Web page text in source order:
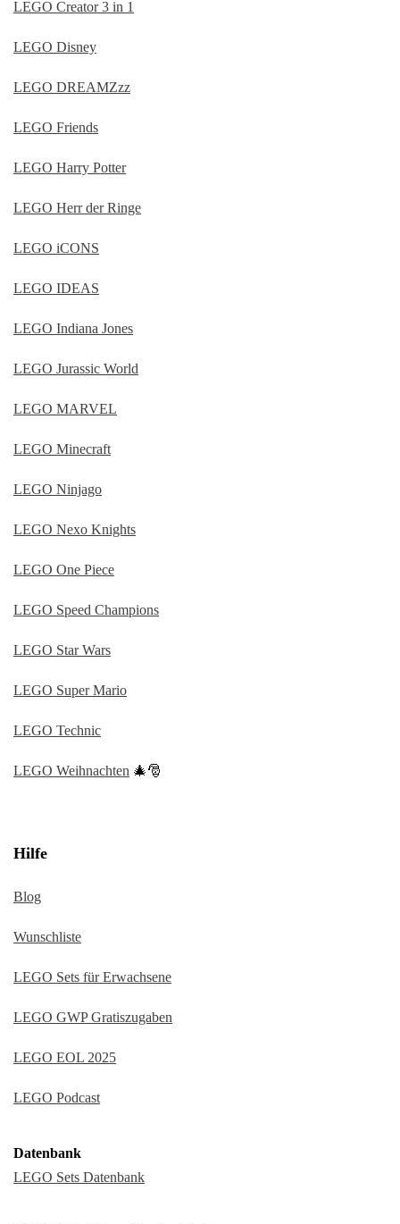
LEGO Creator 3 in 1
LEGO Disney
LEGO DREAMZzz
LEGO Friends
LEGO Harry Potter
LEGO Herr der Ringe
LEGO iCONS
LEGO IDEAS
LEGO Indiana Jones
LEGO Jurassic World
LEGO MARVEL
LEGO Minecraft
LEGO Ninjago
LEGO Nexo Knights
LEGO One Piece
LEGO Speed Champions
LEGO Star Wars
LEGO Super Mario
LEGO Technic
LEGO Weihnachten 🎄🎅
Hilfe
Blog
Wunschliste
LEGO Sets für Erwachsene
LEGO GWP Gratiszugaben
LEGO EOL 2025
LEGO Podcast
Datenbank
LEGO Sets Datenbank